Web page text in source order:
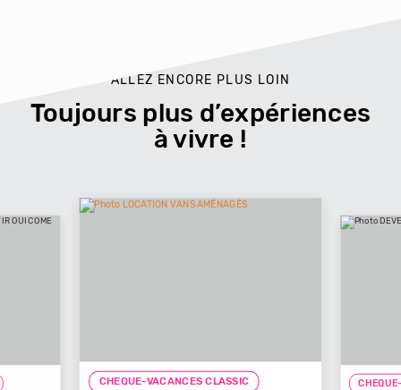
ALLEZ ENCORE PLUS LOIN
Toujours plus d’expériences
à vivre !
CHEQUE-VACANCES CLASSIC